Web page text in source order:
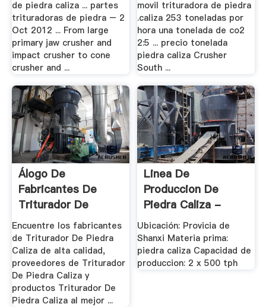
de piedra caliza ... partes
trituradoras de piedra – 2
Oct 2012 ... From large
primary jaw crusher and
impact crusher to cone
crusher and ...
movil trituradora de piedra
.caliza 253 toneladas por
hora una tonelada de co2
2:5 ... precio tonelada
piedra caliza Crusher
South ...
Álogo De
Fabricantes De
Triturador De
Piedra .
Encuentre los fabricantes
de Triturador De Piedra
Caliza de alta calidad,
proveedores de Triturador
De Piedra Caliza y
productos Triturador De
Piedra Caliza al mejor ...
Linea De
Produccion De
Piedra Caliza -
SANME
Ubicación: Provicia de
Shanxi Materia prima:
piedra caliza Capacidad de
produccion: 2 x 500 tph